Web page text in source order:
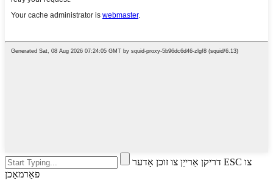
דריקן אַרייַן צו זוכן אָדער ESC צו
פאַרמאַכן